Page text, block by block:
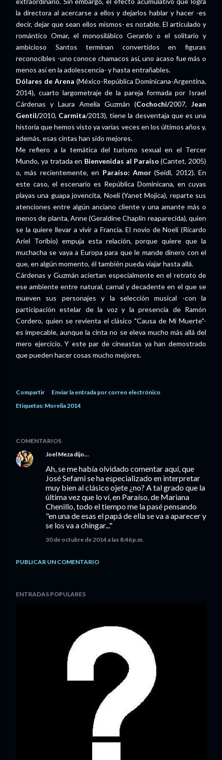
la directora al acercarse a ellos y dejarlos hablar y hacer -es
decir, dejar que sean ellos mismos- es notable. El articulado y
romántico Omar, el monosilábico Gerardo o el solitario y
ambicioso Santos terminan convertidos en figuras
reconocibles -uno conoce chamacos así, uno acaso fue más o
menos así en la adolescencia- y hasta entrañables.
Dólares de Arena (México-República Dominicana-Argentina,
2014), cuarto largometraje de la pareja formada por Israel
Cárdenas y Laura Amelia Guzmán (Cochochi/2007, Jean
Gentil/2010, Carmita/2013), tiene la desventaja que es una
historia que hemos visto ya varias veces en los últimos años y,
además, esas cintas han sido mejores.
Me refiero a la temática del turismo sexual en el Tercer
Mundo, ya tratada en Bienvenidas al Paraíso(Cantet, 2005)
o, más recientemente, en Paraíso: Amor(Seidl, 2012). En
este caso, el escenario es República Dominicana, en cuyas
playas una guapa jovencita, Noelí (Yanet Mojica), reparte sus
atenciones entre algún anciano cliente y una amante más o
menos de planta, Anne (Geraldine Chaplin reaparecida), quien
se la quiere llevar a vivir a Francia. El novio de Noelí (Ricardo
Ariel Toribio) empuja esta relación, porque quiere que la
muchacha se vaya a Europa para que le mande dinero con el
que, en algún momento, él también pueda viajar hasta allá.
Cárdenas y Guzmán aciertan especialmente en el retrato de
ese ambiente entre natural, carnal y decadente en el que se
mueven sus personajes y la selección musical -con la
participación estelar de la voz y la presencia de Ramón
Cordero, quien se revienta el clásico "Causa de Mi Muerte"-
es impecable, aunque la cinta no se eleva mucho más allá del
mero ejercicio. Y este par de cineastas ya han demostrado
que pueden hacer cosas mucho mejores.
Compartir
Enviar la entrada por correo electrónico
Etiquetas: Morelia 2014
COMENTARIOS
Joel Meza dijo…
Ah, se me había olvidado comentar aquí, que
José Sefami se ha especializado en interpretar
muy bien al clásico ojete ¿no? A tal grado que la
última vez que lo ví, en Paraíso, de Mariana
Chenillo, todo el tiempo me la pasé pensando
"en una de esas el papá de ella se va a aparecer y
se los va a chingar..."
30 de octubre de 2014 a las 8:46 p.m.
PUBLICAR UN COMENTARIO
ENTRADAS POPULARES